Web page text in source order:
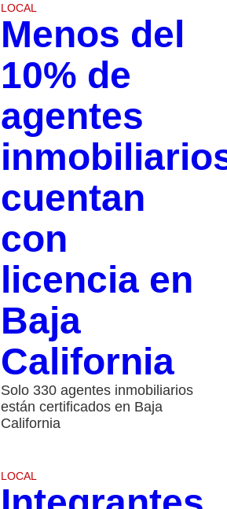
LOCAL
Menos del
10% de
agentes
cuentan
con
licencia en
Baja
California
Solo 330 agentes inmobiliarios
están certificados en Baja
California
LOCAL